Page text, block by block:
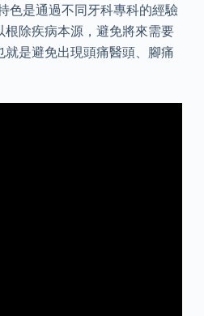
色是通過不同牙科專科的經驗
除疾病本源，避免將來需要
是避免出現頭痛醫頭、腳痛